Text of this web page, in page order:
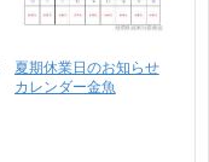
夏期休業日のお知らせ
カレンダー金魚